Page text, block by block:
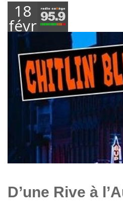
18
février
2019
D’une Rive à